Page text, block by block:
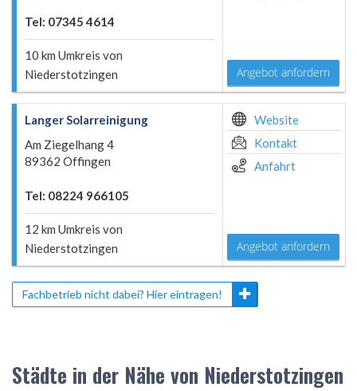
Tel: 07345 4614
10 km Umkreis von
Niederstotzingen
Angebot anfordern
Langer Solarreinigung
Am Ziegelhang 4
89362 Offingen
Tel: 08224 966105
12 km Umkreis von
Niederstotzingen
Website
Kontakt
Anfahrt
Angebot anfordern
Fachbetrieb nicht dabei? Hier eintragen!
Städte in der Nähe von Niederstotzingen